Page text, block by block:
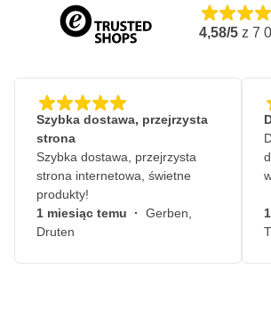
4,58/5 z 7
Szybka dostawa, przejrzysta
strona
Szybka dostawa, przejrzysta
strona internetowa, świetne
produkty!
1 miesiąc temu · Gerben,
Druten